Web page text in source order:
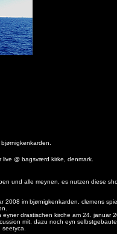
@ bagsværd kirke, denmark.
und alle meynen, es nutzen diese
2008 im bjørnigkenkarden. clemens
drastischen kirche am 24. januar
mit. dazu noch eyn